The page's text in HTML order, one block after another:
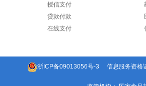
授信支付
贷款付款
在线支付
浙ICP备09013056号-3 信息服务资格